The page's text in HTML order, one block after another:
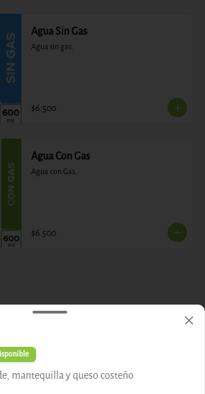
Agua Sin Gas
Agua sin gas.
$6.500
Agua Con Gas
Agua con Gas.
$6.500
mantequilla y queso costeño